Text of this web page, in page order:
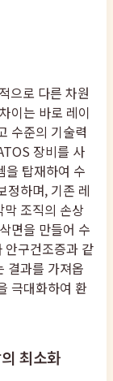
으로 다른 차원
이는 바로 레이
수준의 기술력
장비를 사
을 탑재하여 수
정하며, 기존 레
조직의 손상
면을 만들어 수
안구건조증과 같
결과를 가져옵
극대화하여 환
최소화